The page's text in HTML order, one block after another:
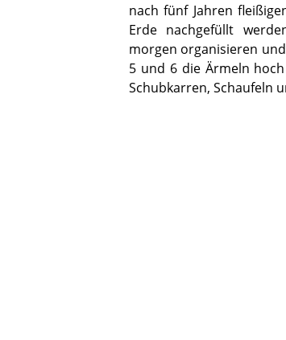
nach fünf Jahren
Erde nachgefüllt
morgen organisieren
5 und 6 die Ärmeln
Schubkarren, Schaufeln